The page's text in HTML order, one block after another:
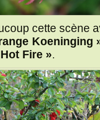
cette scène
Koeninging
Fire ».